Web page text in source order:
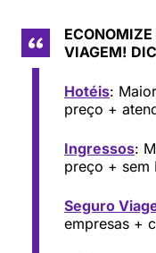
VIAGEM!
Hotéis:
preço +
Ingressos:
preço + sem
Seguro
empresas +